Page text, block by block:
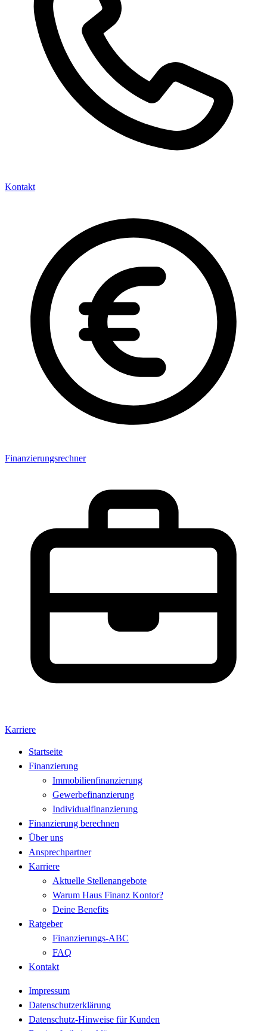
Kontakt
Finanzierungsrechner
Karriere
Startseite
Finanzierung
Immobilienfinanzierung
Gewerbefinanzierung
Individualfinanzierung
Finanzierung berechnen
Über uns
Ansprechpartner
Karriere
Aktuelle Stellenangebote
Warum Haus Finanz Kontor?
Deine Benefits
Ratgeber
Finanzierungs-ABC
FAQ
Kontakt
Impressum
Datenschutzerklärung
Datenschutz-Hinweise für Kunden